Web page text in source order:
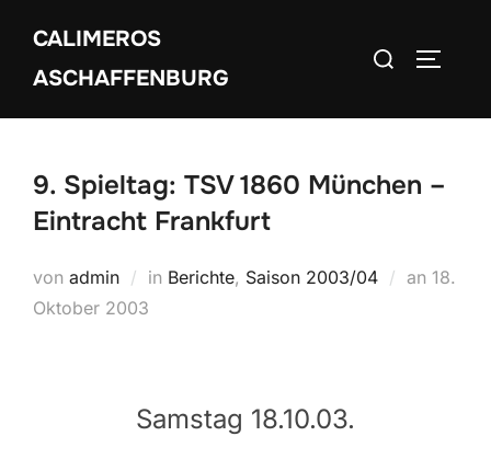
Inhalt
springen
CALIMEROS
ASCHAFFENBURG
Suchen
9. Spieltag: TSV 1860 München –
Eintracht Frankfurt
von admin in Berichte, Saison 2003/04 an 18.
Oktober 2003
Samstag 18.10.03.